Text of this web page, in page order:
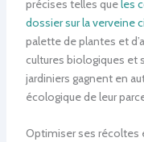
précises telles queles
dossier sur la verveine
palette de plantes et
cultures biologiques et
jardiniers gagnent en
écologique de leur
Optimiser ses récoltes